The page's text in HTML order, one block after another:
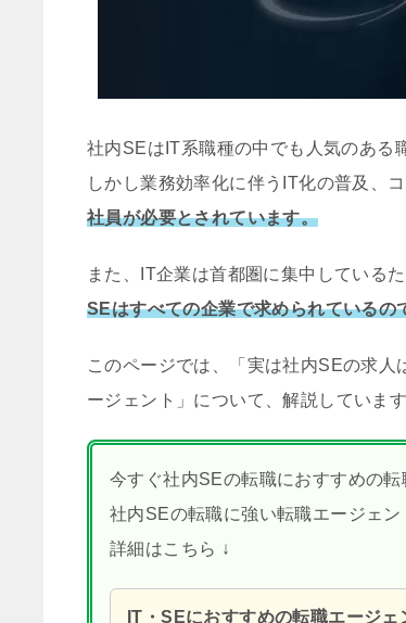
社内SEはIT系職種の中でも人気のある
しかし業務効率化に伴うIT化の普及、
社員が必要とされています。
また、IT企業は首都圏に集中している
SEはすべての企業で求められている
このページでは、「実は社内SEの求
ージェント」について、解説しています
今すぐ社内SEの転職におすすめの転
社内SEの転職に強い転職エージェ
詳細はこちら ↓
IT・SEにおすすめの転職エージ